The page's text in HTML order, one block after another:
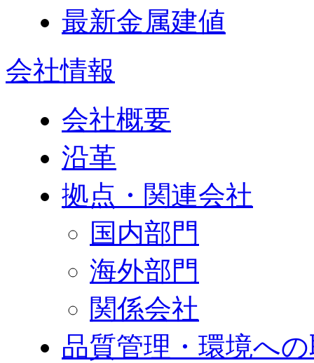
最新金属建値
会社情報
会社概要
沿革
拠点・関連会社
国内部門
海外部門
関係会社
品質管理・環境へ